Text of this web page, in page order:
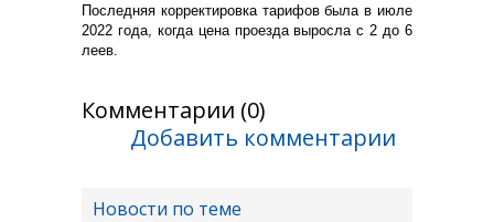
Последняя корректировка тарифов была в июле
2022 года, когда цена проезда выросла с 2 до 6
леев.
Комментарии (0)
Добавить комментарии
Новости по теме